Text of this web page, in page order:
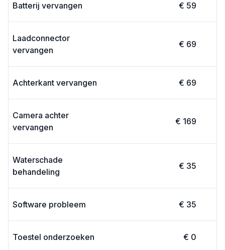
Batterij vervangen € 59
Laadconnector
vervangen
€ 69
Achterkant vervangen € 69
Camera achter
vervangen
€ 169
Waterschade
behandeling
€ 35
Software probleem € 35
Toestel onderzoeken € 0